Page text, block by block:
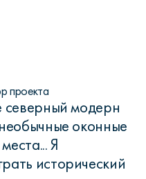
проекта
северный модерн
оконные
Я
исторический